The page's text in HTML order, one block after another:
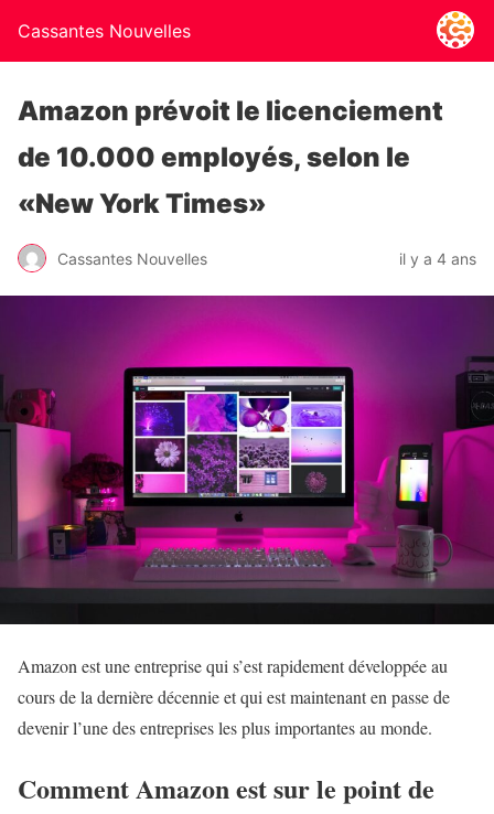
Cassantes Nouvelles
Amazon prévoit le licenciement
de 10.000 employés, selon le
«New York Times»
Cassantes Nouvelles il y a 4 ans
Amazon est une entreprise qui s’est rapidement développée au
cours de la dernière décennie et qui est maintenant en passe de
devenir l’une des entreprises les plus importantes au monde.
Comment Amazon est sur le point de